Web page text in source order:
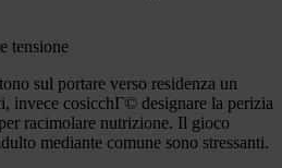
tensione
sul portare verso residenza un
invece cosicchГ© designare la perizia
racimolare nutrizione. Il gioco
mediante comune sono stressanti.